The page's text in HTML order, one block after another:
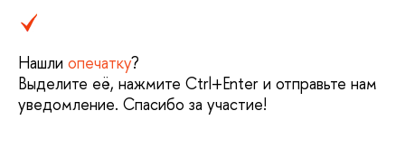
Нашли опечатку?
Выделите её, нажмите Ctrl+Enter и отправьте нам
уведомление. Спасибо за участие!